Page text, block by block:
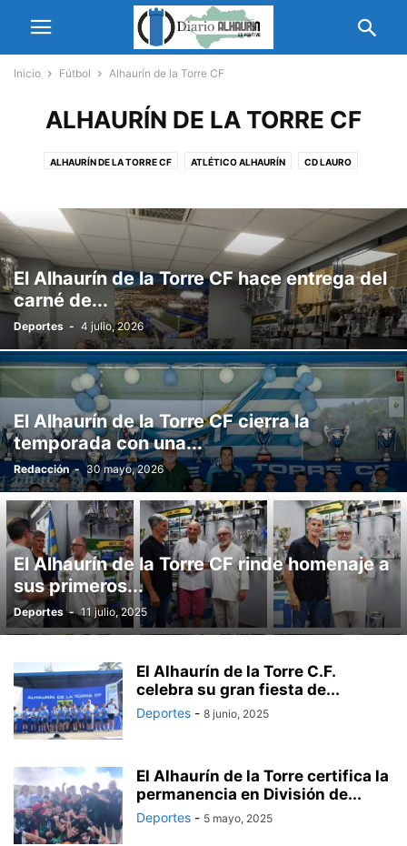
Inicio Fútbol Alhaurín de la Torre CF
ALHAURÍN DE LA TORRE CF
ALHAURÍN DE LA TORRE CF ATLÉTICO ALHAURÍN CD LAURO
El Alhaurín de la Torre CF hace entrega del
carné de...
Deportes - 4 julio, 2026
El Alhaurín de la Torre CF cierra la
temporada con una...
Redacción - 30 mayo, 2026
El Alhaurín de la Torre CF rinde homenaje a
sus primeros...
Deportes - 11 julio, 2025
El Alhaurín de la Torre C.F.
celebra su gran fiesta de...
Deportes - 8 junio, 2025
El Alhaurín de la Torre certifica la
permanencia en División de...
Deportes - 5 mayo, 2025